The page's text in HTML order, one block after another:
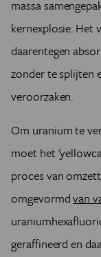
massa
kernexplosie. Het
daarentegen
zonder te splijten
veroorzaken.
Om uranium te
moet het
proces van
omgevormdvan
geraffineerd en